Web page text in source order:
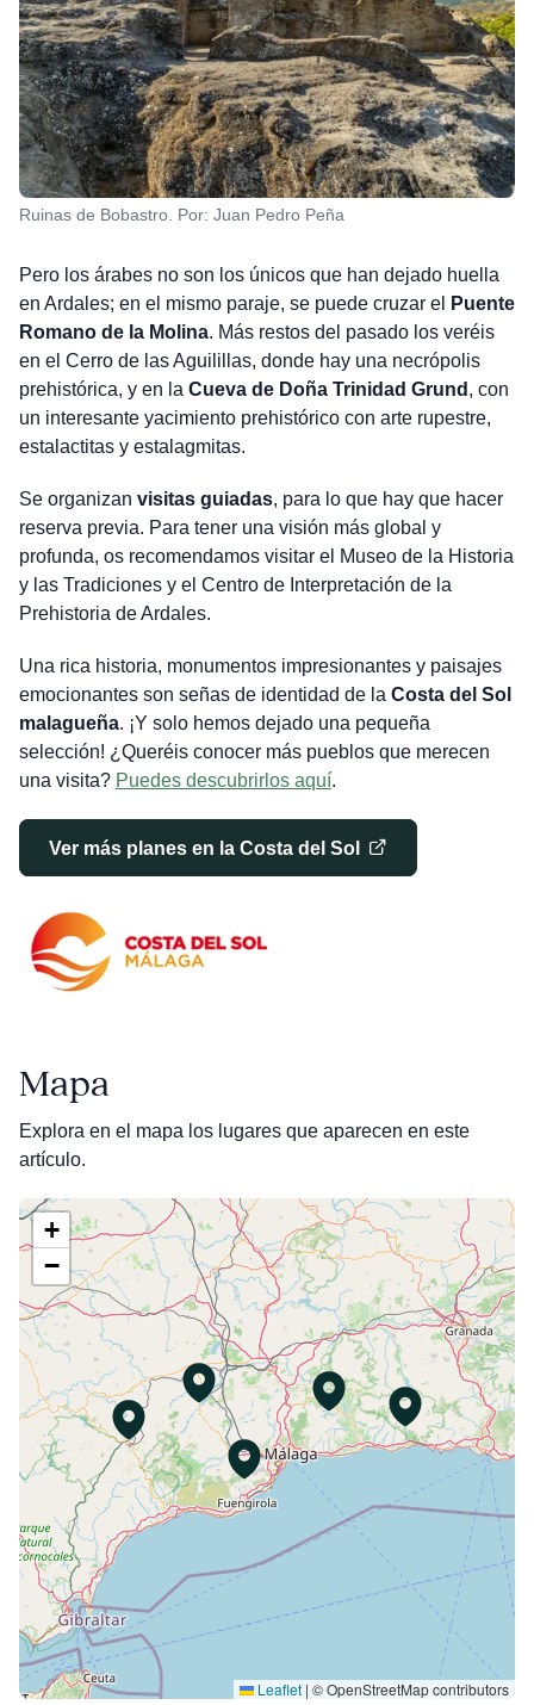
Ruinas de Bobastro. Por: Juan Pedro Peña
Pero los árabes no son los únicos que han dejado huella
en Ardales; en el mismo paraje, se puede cruzar el
Puente
Romano de la Molina. Más restos del pasado los veréis
en el Cerro de las Aguilillas, donde hay una necrópolis
prehistórica, y en la Cueva de Doña Trinidad Grund , con
un interesante yacimiento prehistórico con arte rupestre,
estalactitas y estalagmitas.
Se organizan visitas guiadas, para lo que hay que hacer
reserva previa. Para tener una visión más global y
profunda, os recomendamos visitar el Museo de la Historia
y las Tradiciones y el Centro de Interpretación de la
Prehistoria de Ardales.
Una rica historia, monumentos impresionantes y paisajes
emocionantes son señas de identidad de la Costa del Sol
malagueña. ¡Y solo hemos dejado una pequeña
selección! ¿Queréis conocer más pueblos que merecen
una visita? Puedes descubrirlos aquí.
Ver más planes en la Costa del Sol
Mapa
Explora en el mapa los lugares que aparecen en este
artículo.
+
−
Leaflet | © OpenStreetMap contributors